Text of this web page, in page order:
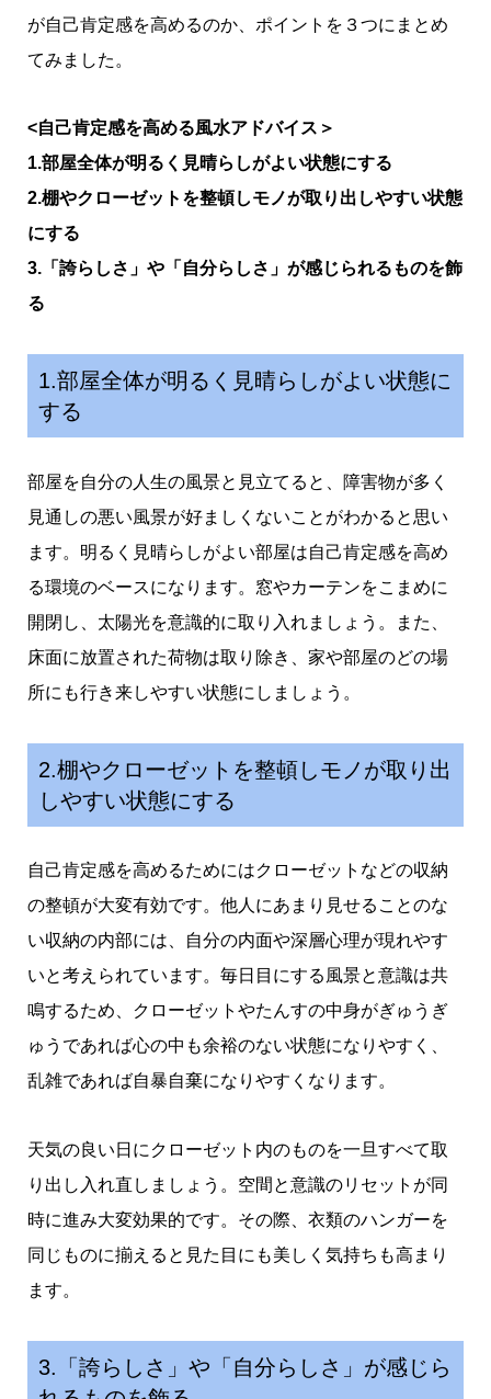
が自己肯定感を高めるのか、ポイントを３つにまとめ
てみました。
<自己肯定感を高める風水アドバイス＞
1.部屋全体が明るく見晴らしがよい状態にする
2.棚やクローゼットを整頓しモノが取り出しやすい状態
にする
3.「誇らしさ」や「自分らしさ」が感じられるものを飾
る
1.部屋全体が明るく見晴らしがよい状態に
する
部屋を自分の人生の風景と見立てると、障害物が多く
見通しの悪い風景が好ましくないことがわかると思い
ます。明るく見晴らしがよい部屋は自己肯定感を高め
る環境のベースになります。窓やカーテンをこまめに
開閉し、太陽光を意識的に取り入れましょう。また、
床面に放置された荷物は取り除き、家や部屋のどの場
所にも行き来しやすい状態にしましょう。
2.棚やクローゼットを整頓しモノが取り出
しやすい状態にする
自己肯定感を高めるためにはクローゼットなどの収納
の整頓が大変有効です。他人にあまり見せることのな
い収納の内部には、自分の内面や深層心理が現れやす
いと考えられています。毎日目にする風景と意識は共
鳴するため、クローゼットやたんすの中身がぎゅうぎ
ゅうであれば心の中も余裕のない状態になりやすく、
乱雑であれば自暴自棄になりやすくなります。
天気の良い日にクローゼット内のものを一旦すべて取
り出し入れ直しましょう。空間と意識のリセットが同
時に進み大変効果的です。その際、衣類のハンガーを
同じものに揃えると見た目にも美しく気持ちも高まり
ます。
3.「誇らしさ」や「自分らしさ」が感じら